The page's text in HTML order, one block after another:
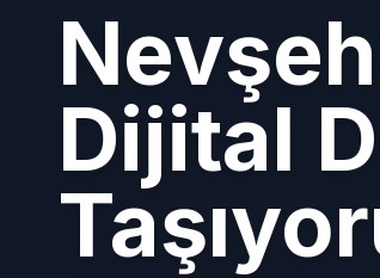
Dijital